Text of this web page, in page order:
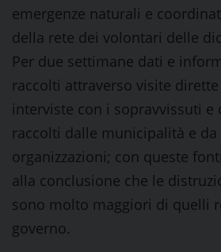
emergenze naturali e
della rete dei volontari delle
Per due settimane dati e
raccolti attraverso visite
interviste con i sopravvissuti
raccolti dalle municipalità e da
organizzazioni; con queste
alla conclusione che le
sono molto maggiori di quelli
governo.